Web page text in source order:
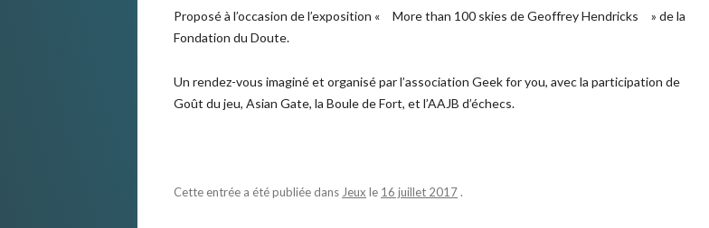
Proposé à l’occasion de l’exposition « More than 100 skies de Geoffrey Hendricks » de la
Fondation du Doute.
Un rendez-vous imaginé et organisé par l’association Geek for you, avec la participation de
Goût du jeu, Asian Gate, la Boule de Fort, et l’AAJB d’échecs.
Cette entrée a été publiée dans Jeux le 16 juillet 2017.